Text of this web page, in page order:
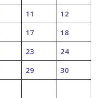
11
12
17
18
23
24
29
30